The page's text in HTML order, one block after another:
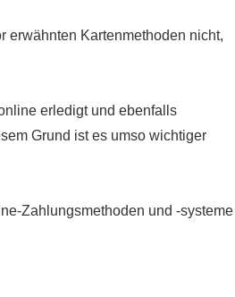
erwähnten Kartenmethoden nicht,
erledigt und ebenfalls
Grund ist es umso wichtiger
Zahlungsmethoden und -systeme